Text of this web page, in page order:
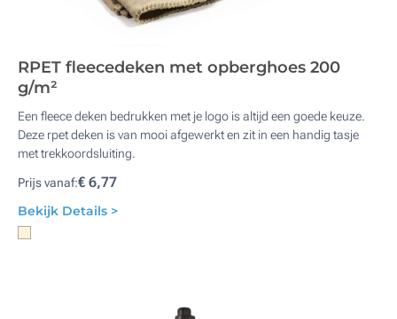
RPET fleecedeken met opberghoes 200
g/m²
Een fleece deken bedrukken met je logo is altijd een goede keuze.
Deze rpet deken is van mooi afgewerkt en zit in een handig tasje
met trekkoordsluiting.
Prijs vanaf:€ 6,77
Bekijk Details >